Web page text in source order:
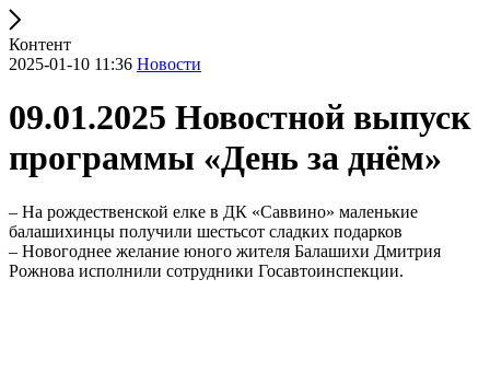
Контент
2025-01-10 11:36 Новости
09.01.2025 Новостной выпуск
программы «День за днём»
– На рождественской елке в ДК «Саввино» маленькие
балашихинцы получили шестьсот сладких подарков
– Новогоднее желание юного жителя Балашихи Дмитрия
Рожнова исполнили сотрудники Госавтоинспекции.